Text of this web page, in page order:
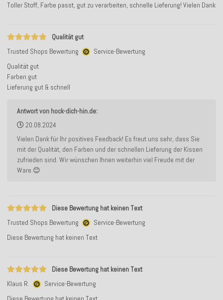
Toller Stoff, Farbe passt, gut zu verarbeiten, schnelle Lieferung! Vielen Dank
Qualität gut
Trusted Shops Bewertung
Service-Bewertung
Qualität gut
Farben gut
Lieferung gut & schnell
Antwort von hock-dich-hin.de:
20.08.2024
Vielen Dank für Ihr positives Feedback! Es freut uns sehr, dass Sie
mit der Qualität, den Farben und der schnellen Lieferung der Kissen
zufrieden sind. Wir wünschen Ihnen weiterhin viel Freude mit der
Ware.😊
Diese Bewertung hat keinen Text
Trusted Shops Bewertung
Service-Bewertung
Diese Bewertung hat keinen Text
Diese Bewertung hat keinen Text
Klaus R.
Service-Bewertung